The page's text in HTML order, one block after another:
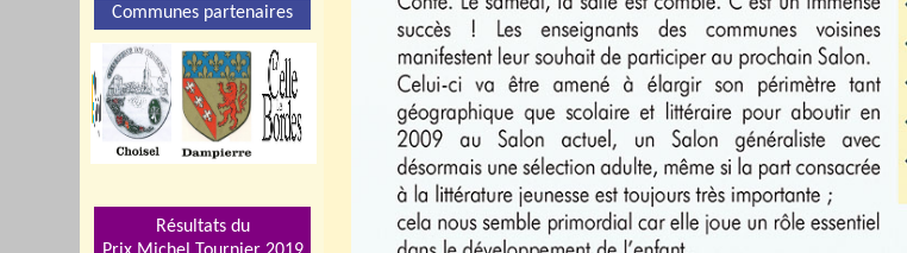
Communes partenaires
Résultats du